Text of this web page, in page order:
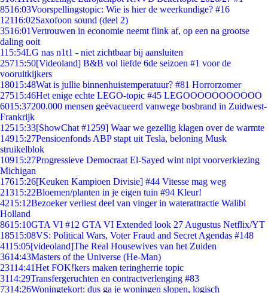
8516:03Voorspellingstopic: Wie is hier de weerkundige? #16
12116:02Saxofoon sound (deel 2)
3516:01Vertrouwen in economie neemt flink af, op een na grootse
daling ooit
115:54LG nas n1t1 - niet zichtbaar bij aansluiten
25715:50[Videoland] B&B vol liefde 6de seizoen #1 voor de
vooruitkijkers
18015:48Wat is jullie binnenhuistemperatuur? #81 Horrorzomer
27515:46Het enige echte LEGO-topic #45 LEGOOOOOOOOOOO
6015:37200.000 mensen geëvacueerd vanwege bosbrand in Zuidwest-
Frankrijk
12515:33[ShowChat #1259] Waar we gezellig klagen over de warmte
14915:27Pensioenfonds ABP stapt uit Tesla, beloning Musk
struikelblok
10915:27Progressieve Democraat El-Sayed wint nipt voorverkiezing
Michigan
17615:26[Keuken Kampioen Divisie] #44 Vitesse mag weg
21315:22Bloemen/planten in je eigen tuin #94 Kleur!
4215:12Bezoeker verliest deel van vinger in waterattractie Walibi
Holland
8615:10GTA VI #12 GTA VI Extended look 27 Augustus Netflix/YT
18515:08VS: Political Wars, Voter Fraud and Secret Agendas #148
4115:05[videoland]The Real Housewives van het Zuiden
3614:43Masters of the Universe (He-Man)
23114:41Het FOK!kers maken teringherrie topic
3114:29Transfergeruchten en contractverlenging #83
7314:26Woningtekort: dus ga je woningen slopen, logisch